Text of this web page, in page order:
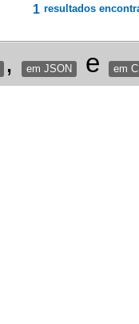
1 resultados
, em JSON e em